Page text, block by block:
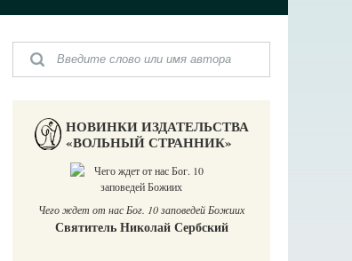
НОВИНКИ ИЗДАТЕЛЬСТВА
«ВОЛЬНЫЙ СТРАННИК»